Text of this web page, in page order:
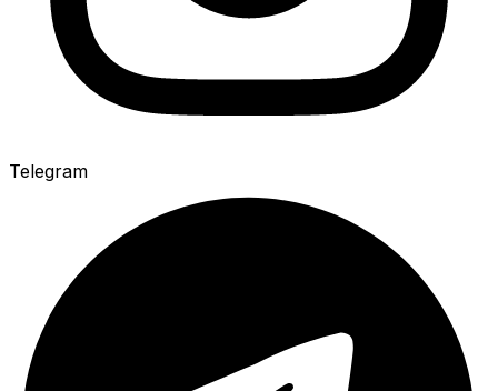
Telegram